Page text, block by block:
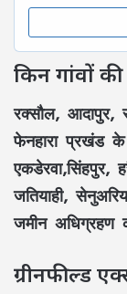
किन गांवों
रक्सौल, आदापुर,
फेनहारा प्रखंड
एकडेरवा,सिंहपुर,
जतियाही,
जमीन अधिग्रहण
ग्रीनफील्ड